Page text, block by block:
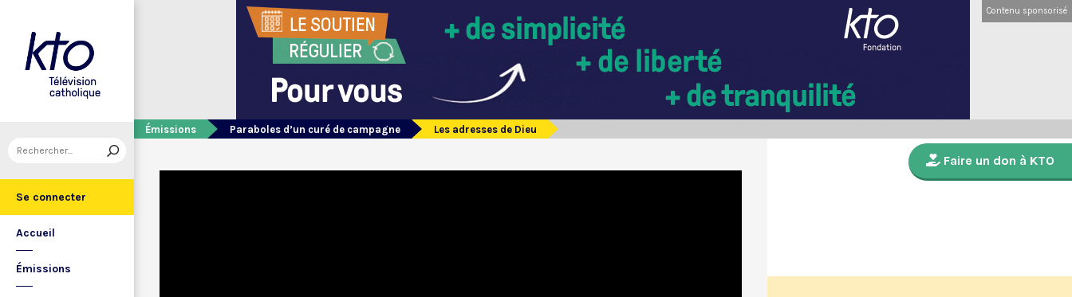
Se connecter
Accueil
Émissions
Contenu sponsorisé
Émissions Paraboles d’un curé de campagne Les adresses de Dieu
Faire un don à KTO